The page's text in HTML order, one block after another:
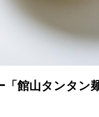
「館山タンタン